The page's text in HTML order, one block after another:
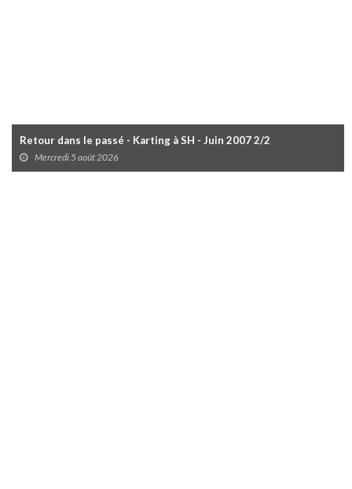
Retour dans le passé - Karting à SH - Juin 2007 2/2
Mercredi 5 août 2026